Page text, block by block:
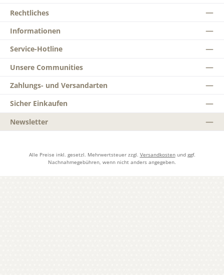
Rechtliches
Informationen
Service-Hotline
Unsere Communities
Zahlungs- und Versandarten
Sicher Einkaufen
Newsletter
Alle Preise inkl. gesetzl. Mehrwertsteuer zzgl. Versandkostenund ggf.
Nachnahmegebühren, wenn nicht anders angegeben.